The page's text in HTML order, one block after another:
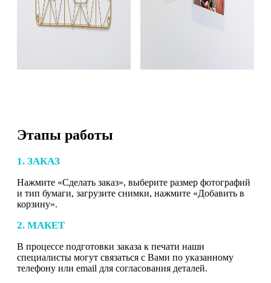
Этапы работы
1. ЗАКАЗ
Нажмите «Сделать заказ», выберите размер фотографий
и тип бумаги, загрузите снимки, нажмите «Добавить в
корзину».
2. МАКЕТ
В процессе подготовки заказа к печати наши
специалисты могут связаться с Вами по указанному
телефону или email для согласования деталей.